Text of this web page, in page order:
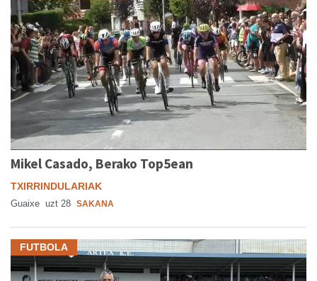
Mikel Casado, Berako Top5ean
TXIRRINDULARIAK
Guaixe uzt 28 SAKANA
FUTBOLA